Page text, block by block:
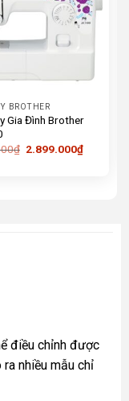
BROTHER
Gia Đình Brother
₫ Giá
2.899.000₫Giá
hiện
điều chỉnh được
nhiều mẫu chỉ